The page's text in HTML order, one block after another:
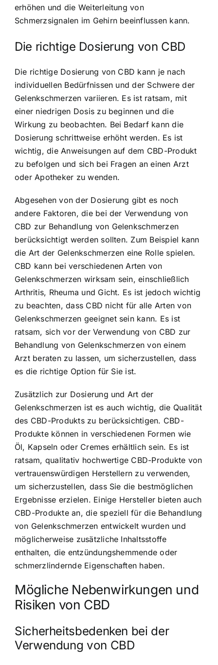
erhöhen und die Weiterleitung von
Schmerzsignalen im Gehirn beeinflussen kann.
Die richtige Dosierung von CBD
Die richtige Dosierung von CBD kann je nach
individuellen Bedürfnissen und der Schwere der
Gelenkschmerzen variieren. Es ist ratsam, mit
einer niedrigen Dosis zu beginnen und die
Wirkung zu beobachten. Bei Bedarf kann die
Dosierung schrittweise erhöht werden. Es ist
wichtig, die Anweisungen auf dem CBD-Produkt
zu befolgen und sich bei Fragen an einen Arzt
oder Apotheker zu wenden.
Abgesehen von der Dosierung gibt es noch
andere Faktoren, die bei der Verwendung von
CBD zur Behandlung von Gelenkschmerzen
berücksichtigt werden sollten. Zum Beispiel kann
die Art der Gelenkschmerzen eine Rolle spielen.
CBD kann bei verschiedenen Arten von
Gelenkschmerzen wirksam sein, einschließlich
Arthritis, Rheuma und Gicht. Es ist jedoch wichtig
zu beachten, dass CBD nicht für alle Arten von
Gelenkschmerzen geeignet sein kann. Es ist
ratsam, sich vor der Verwendung von CBD zur
Behandlung von Gelenkschmerzen von einem
Arzt beraten zu lassen, um sicherzustellen, dass
es die richtige Option für Sie ist.
Zusätzlich zur Dosierung und Art der
Gelenkschmerzen ist es auch wichtig, die Qualität
des CBD-Produkts zu berücksichtigen. CBD-
Produkte können in verschiedenen Formen wie
Öl, Kapseln oder Cremes erhältlich sein. Es ist
ratsam, qualitativ hochwertige CBD-Produkte von
vertrauenswürdigen Herstellern zu verwenden,
um sicherzustellen, dass Sie die bestmöglichen
Ergebnisse erzielen. Einige Hersteller bieten auch
CBD-Produkte an, die speziell für die Behandlung
von Gelenkschmerzen entwickelt wurden und
möglicherweise zusätzliche Inhaltsstoffe
enthalten, die entzündungshemmende oder
schmerzlindernde Eigenschaften haben.
Mögliche Nebenwirkungen und
Risiken von CBD
Sicherheitsbedenken bei der
Verwendung von CBD